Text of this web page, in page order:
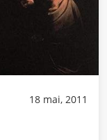
18 mai, 2011